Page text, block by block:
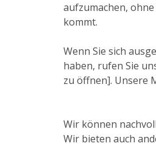
aufzumachen, ohne
kommt.
Wenn Sie sich
haben, rufen Sie
zu öffnen]. Unsere
Wir können
Wir bieten auch